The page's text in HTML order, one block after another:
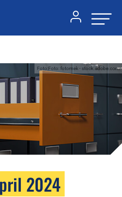
Foto:Foto: fotomek - stock.adobe.com
2024